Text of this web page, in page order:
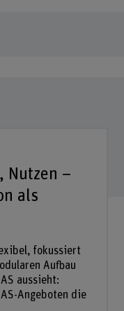
Nutzen –
als
fokussiert
Aufbau
aussieht:
Angeboten die